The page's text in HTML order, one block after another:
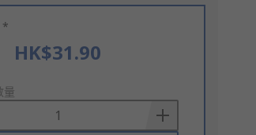
*
HK$31.90
量